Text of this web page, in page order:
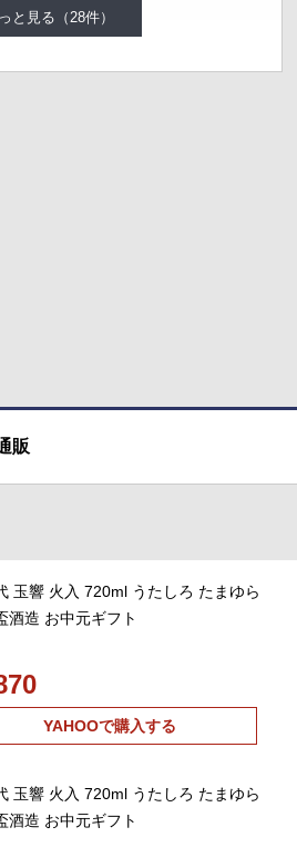
⁉️ 😱
と見る（28件）
販
玉響 火入 720ml うたしろ たまゆら
酒造 お中元ギフト
YAHOOで購入する
玉響 火入 720ml うたしろ たまゆら
酒造 お中元ギフト